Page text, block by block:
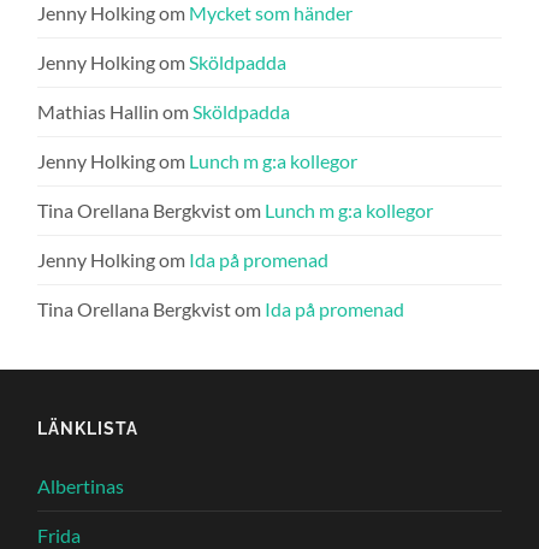
Jenny Holkingom Mycket som händer
Jenny HolkingomSköldpadda
Mathias Hallin omSköldpadda
Jenny Holkingom Lunch m g:a kollegor
Tina Orellana Bergkvistom Lunch m g:a kollegor
Jenny Holkingom Ida på promenad
Tina Orellana Bergkvistom Ida på promenad
LÄNKLISTA
Albertinas
Frida